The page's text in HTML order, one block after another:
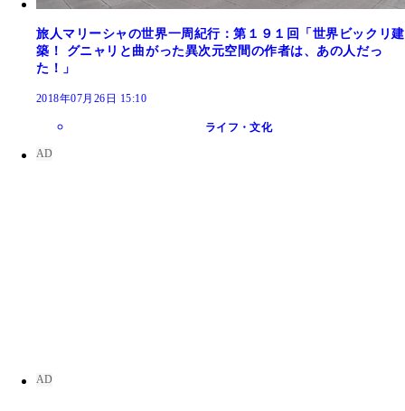
旅人マリーシャの世界一周紀行：第１９１回「世界ビックリ建
築！ グニャリと曲がった異次元空間の作者は、あの人だっ
た！」
2018年07月26日 15:10
ライフ・文化